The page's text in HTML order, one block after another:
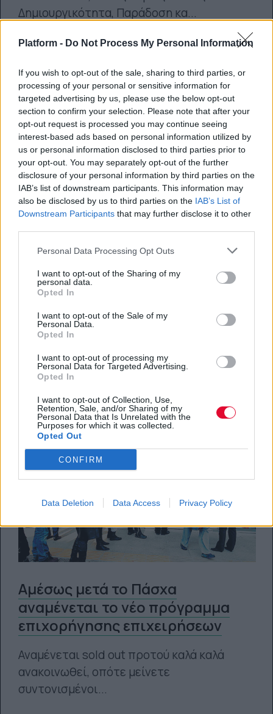
Platform - Do Not Process My Personal Information
If you wish to opt-out of the sale, sharing to third parties, or
processing of your personal or sensitive information for
targeted advertising by us, please use the below opt-out
section to confirm your selection. Please note that after your
opt-out request is processed you may continue seeing
interest-based ads based on personal information utilized by
us or personal information disclosed to third parties prior to
your opt-out. You may separately opt-out of the further
disclosure of your personal information by third parties on the
IAB’s list of downstream participants. This information may
also be disclosed by us to third parties on the IAB’s List of
Downstream Participants that may further disclose it to other
Personal Data Processing Opt Outs
I want to opt-out of the Sharing of my
personal data.
Opted In
I want to opt-out of the Sale of my
Personal Data.
Opted In
I want to opt-out of processing my
Personal Data for Targeted Advertising.
Opted In
I want to opt-out of Collection, Use,
Retention, Sale, and/or Sharing of my
Personal Data that Is Unrelated with the
Purposes for which it was collected.
Opted Out
CONFIRM
Data Deletion Data Access Privacy Policy
Δημιουργικότητα, Παράδοση κα...
14.04.2014
Βράβευση για μικρή ελληνική
επιχείρηση
παράγει μπρικέτες για μπάρμπεκιου από
κουκούτσι ελιάς.
13.04.2014
Αμέσως μετά το Πάσχα
αναμένεται το νέο πρόγραμμα
επιχορήγησης επιχειρήσεων
Αναμένεται sold out προτού καλά καλά
ανακοινωθεί, οπότε μείνετε
συντονισμένοι...